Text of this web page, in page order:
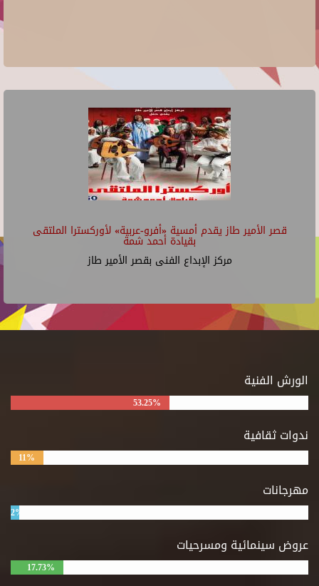
قصر الأمير طاز يقدم أمسية «أفرو-عربية» لأوركسترا الملتقى
بقيادة أحمد شمة
مركز الإبداع الفنى بقصر الأمير طاز
الورش الفنية
53.25%
ندوات ثقافية
11%
مهرجانات
2%
عروض سينمائية ومسرحيات
17.73%